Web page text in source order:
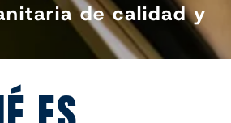
de calidad y